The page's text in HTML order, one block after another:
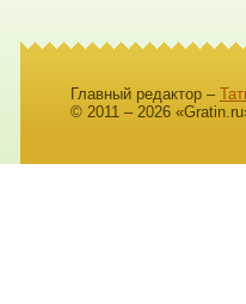
Главный редактор –
© 2011 – 2026